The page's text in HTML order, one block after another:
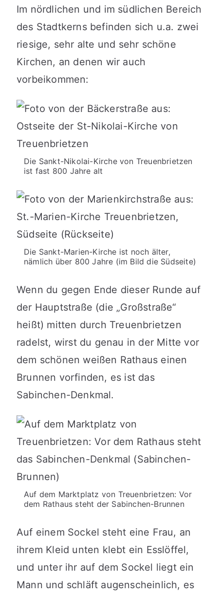
Im nördlichen und im südlichen Bereich
des Stadtkerns befinden sich u.a. zwei
riesige, sehr alte und sehr schöne
Kirchen, an denen wir auch
vorbeikommen:
Die Sankt-Nikolai-Kirche von Treuenbrietzen
ist fast 800 Jahre alt
Die Sankt-Marien-Kirche ist noch älter,
nämlich über 800 Jahre (im Bild die Südseite)
Wenn du gegen Ende dieser Runde auf
der Hauptstraße (die „Großstraße“
heißt) mitten durch Treuenbrietzen
radelst, wirst du genau in der Mitte vor
dem schönen weißen Rathaus einen
Brunnen vorfinden, es ist das
Sabinchen-Denkmal.
Auf dem Marktplatz von Treuenbrietzen: Vor
dem Rathaus steht der Sabinchen-Brunnen
Auf einem Sockel steht eine Frau, an
ihrem Kleid unten klebt ein Esslöffel,
und unter ihr auf dem Sockel liegt ein
Mann und schläft augenscheinlich, es